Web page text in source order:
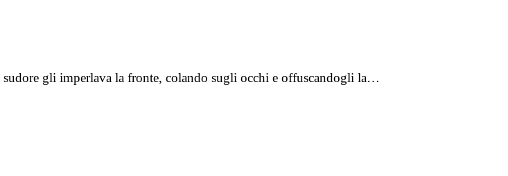
sudore gli imperlava la fronte, colando sugli occhi e offuscandogli la…